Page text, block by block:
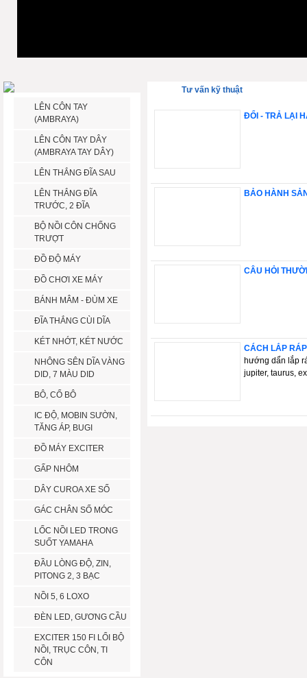
LÊN CÔN TAY
(AMBRAYA)
LÊN CÔN TAY DÂY
(AMBRAYA TAY DÂY)
LÊN THẮNG ĐĨA SAU
LÊN THẮNG ĐĨA
TRƯỚC, 2 ĐĨA
BỘ NỒI CÔN CHỐNG
TRƯỢT
ĐỒ ĐỘ MÁY
ĐỒ CHƠI XE MÁY
BÁNH MÂM - ĐÙM XE
ĐĨA THẮNG CÙI DĨA
KÉT NHỚT, KÉT NƯỚC
NHÔNG SÊN DĨA VÀNG
DID, 7 MÀU DID
BÔ, CỔ BÔ
IC ĐỘ, MOBIN SƯỜN,
TĂNG ÁP, BUGI
ĐỒ MÁY EXCITER
GẤP NHÔM
DÂY CUROA XE SỐ
GÁC CHÂN SỐ MÓC
LỐC NỒI LED TRONG
SUỐT YAMAHA
ĐẦU LÒNG ĐỘ, ZIN,
PITONG 2, 3 BẠC
NỒI 5, 6 LOXO
ĐÈN LED, GƯƠNG CẦU
EXCITER 150 FI LỔI BỘ
NỒI, TRỤC CÔN, TI
CÔN
Tư vấn kỹ thuật
ĐỔI - TRẢ LẠI
BẢO HÀNH
CÂU HỎI
CÁCH LẮP RÁP
hướng dẩn lắp
jupiter, taurus,